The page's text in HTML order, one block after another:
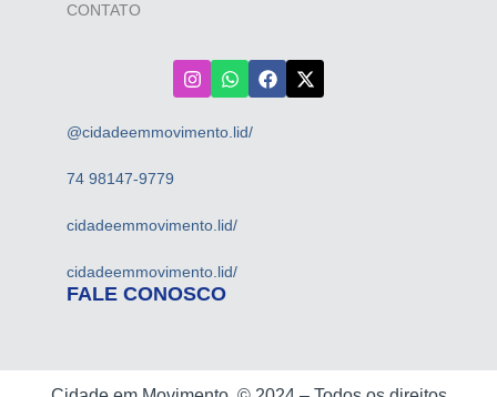
CONTATO
@cidadeemmovimento.lid/
74 98147-9779
cidadeemmovimento.lid/
cidadeemmovimento.lid/
FALE CONOSCO